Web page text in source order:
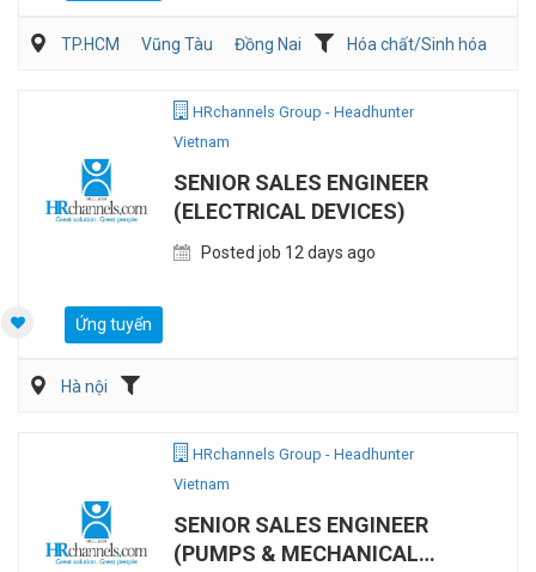
TP.HCM Vũng Tàu Đồng Nai
Hóa chất/Sinh hóa
HRchannels Group - Headhunter
Vietnam
SENIOR SALES ENGINEER
(ELECTRICAL DEVICES)
Posted job 12 days ago
Ứng tuyển
Hà nội
HRchannels Group - Headhunter
Vietnam
SENIOR SALES ENGINEER
(PUMPS & MECHANICAL